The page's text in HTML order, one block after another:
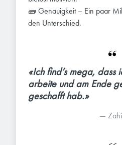
🧱 Genauigkeit – Ein paar
den Unterschied.
«Ich find’s mega, dass
arbeite und am Ende
geschafft hab.»
—